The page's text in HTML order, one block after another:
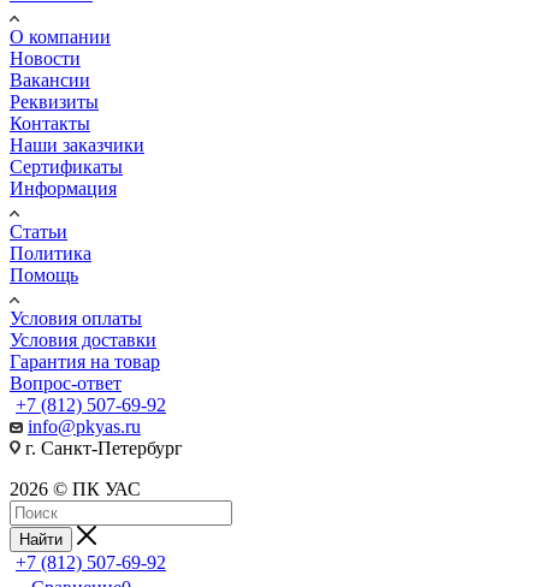
О компании
Новости
Вакансии
Реквизиты
Контакты
Наши заказчики
Сертификаты
Информация
Статьи
Политика
Помощь
Условия оплаты
Условия доставки
Гарантия на товар
Вопрос-ответ
+7 (812) 507-69-92
info@pkyas.ru
г. Санкт-Петербург
2026 © ПК УАС
Найти
+7 (812) 507-69-92